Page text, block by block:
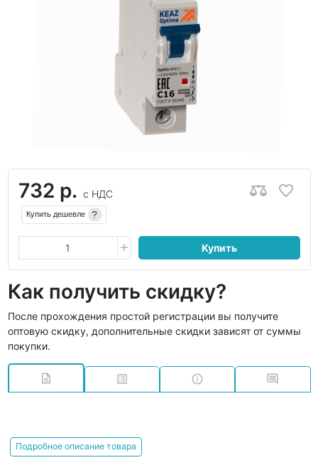
732 р. с НДС
Купить дешевле ?
Купить
Как получить скидку?
После прохождения простой регистрации вы получите
оптовую скидку, дополнительные скидки зависят от суммы
покупки.
Подробное описание товара